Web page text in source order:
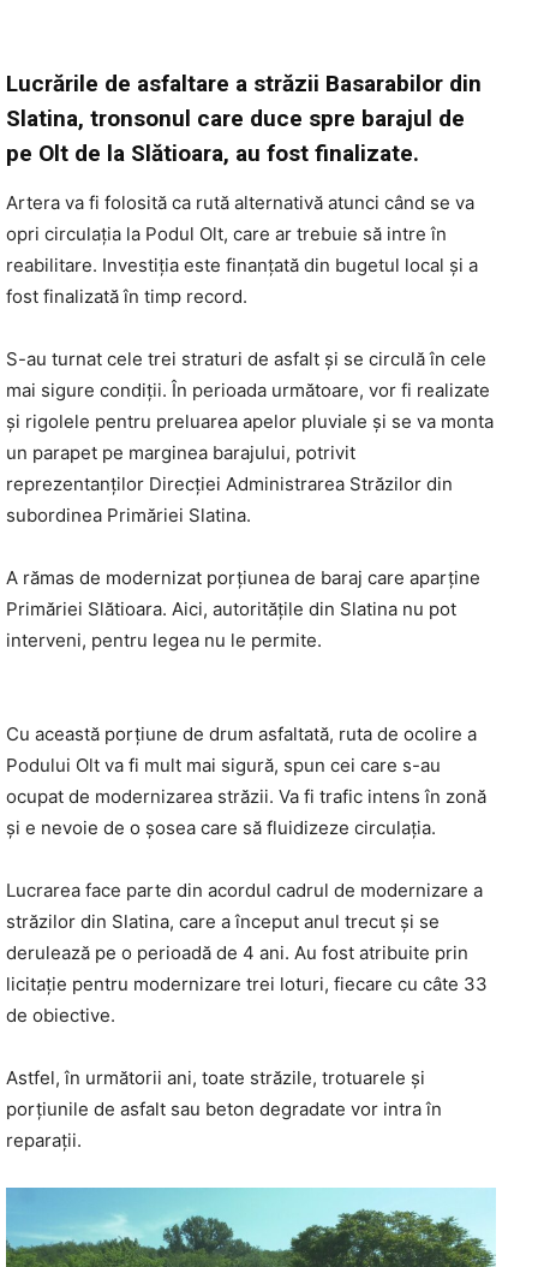
Lucrările de asfaltare a străzii Basarabilor din
Slatina, tronsonul care duce spre barajul de
pe Olt de la Slătioara, au fost finalizate.
Artera va fi folosită ca rută alternativă atunci când se va
opri circulația la Podul Olt, care ar trebuie să intre în
reabilitare. Investiția este finanțată din bugetul local și a
fost finalizată în timp record.
S-au turnat cele trei straturi de asfalt și se circulă în cele
mai sigure condiții. În perioada următoare, vor fi realizate
și rigolele pentru preluarea apelor pluviale și se va monta
un parapet pe marginea barajului, potrivit
reprezentanţilor Direcției Administrarea Străzilor din
subordinea Primăriei Slatina.
A rămas de modernizat porțiunea de baraj care aparține
Primăriei Slătioara. Aici, autoritățile din Slatina nu pot
interveni, pentru legea nu le permite.
Cu această porțiune de drum asfaltată, ruta de ocolire a
Podului Olt va fi mult mai sigură, spun cei care s-au
ocupat de modernizarea străzii. Va fi trafic intens în zonă
și e nevoie de o șosea care să fluidizeze circulația.
Lucrarea face parte din acordul cadrul de modernizare a
străzilor din Slatina, care a început anul trecut și se
derulează pe o perioadă de 4 ani. Au fost atribuite prin
licitație pentru modernizare trei loturi, fiecare cu câte 33
de obiective.
Astfel, în următorii ani, toate străzile, trotuarele și
porțiunile de asfalt sau beton degradate vor intra în
reparații.